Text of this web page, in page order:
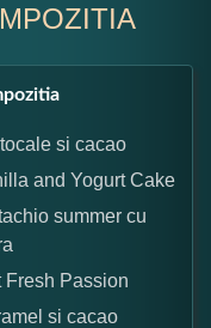
si cacao
and Yogurt Cake
summer cu
Fresh Passion
si cacao